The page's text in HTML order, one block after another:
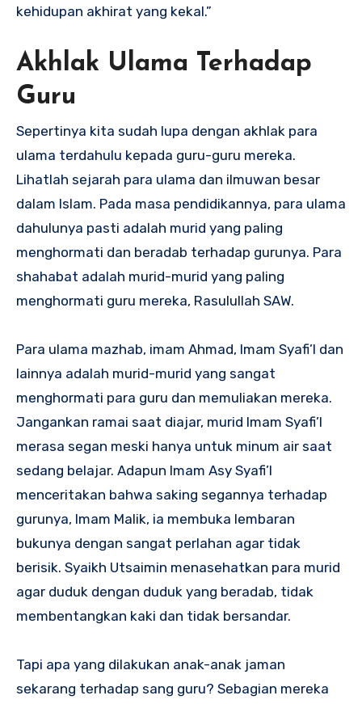
kehidupan akhirat yang kekal.”
Akhlak Ulama Terhadap
Guru
Sepertinya kita sudah lupa dengan akhlak para
ulama terdahulu kepada guru-guru mereka.
Lihatlah sejarah para ulama dan ilmuwan besar
dalam Islam. Pada masa pendidikannya, para ulama
dahulunya pasti adalah murid yang paling
menghormati dan beradab terhadap gurunya. Para
shahabat adalah murid-murid yang paling
menghormati guru mereka, Rasulullah SAW.
Para ulama mazhab, imam Ahmad, Imam Syafi’I dan
lainnya adalah murid-murid yang sangat
menghormati para guru dan memuliakan mereka.
Jangankan ramai saat diajar, murid Imam Syafi’I
merasa segan meski hanya untuk minum air saat
sedang belajar. Adapun Imam Asy Syafi’I
menceritakan bahwa saking segannya terhadap
gurunya, Imam Malik, ia membuka lembaran
bukunya dengan sangat perlahan agar tidak
berisik. Syaikh Utsaimin menasehatkan para murid
agar duduk dengan duduk yang beradab, tidak
membentangkan kaki dan tidak bersandar.
Tapi apa yang dilakukan anak-anak jaman
sekarang terhadap sang guru? Sebagian mereka